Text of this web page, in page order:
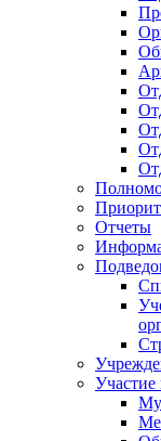
Отчеты
Участие